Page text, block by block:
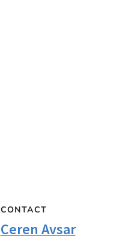
CONTACT
Ceren Avsar